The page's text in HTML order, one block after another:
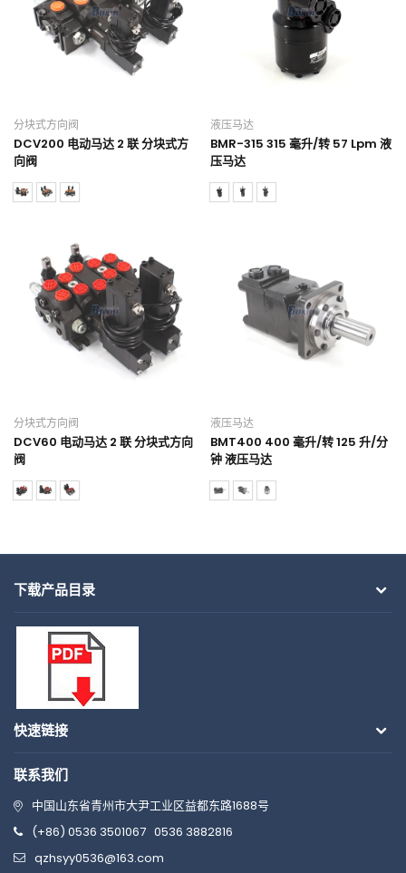
分块式方向阀
DCV200 电动马达 2 联 分块式方
向阀
液压马达
BMR-315 315 毫升/转 57 Lpm 液
压马达
分块式方向阀
DCV60 电动马达 2 联 分块式方向
阀
液压马达
BMT400 400 毫升/转 125 升/分
钟 液压马达
下载产品目录
快速链接
联系我们
中国山东省青州市大尹工业区益都东路1688号
(+86) 0536 3501067 0536 3882816
qzhsyy0536@163.com